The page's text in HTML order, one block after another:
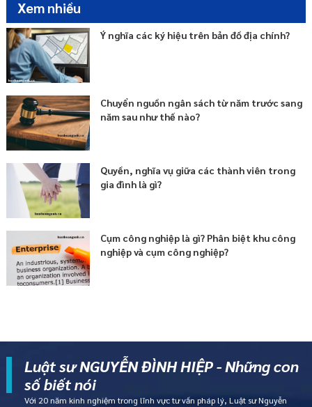
Xem nhiều
Ý nghĩa các ký hiệu trên bản đồ địa chính?
Chuyển nguồn ngân sách từ năm trước sang
năm sau như thế nào?
Quyền, nghĩa vụ giữa các thành viên trong
gia đình là gì?
Cụm công nghiệp là gì? Phân biệt khu công
nghiệp và cụm công nghiệp?
Luật sư NGUYỄN ĐÌNH HIỆP - Những con
số biết nói
Với 20 năm kinh nghiệm trong lĩnh vực tư vấn pháp lý, Luật sư Nguyễn